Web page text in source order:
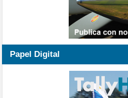
Papel Digital